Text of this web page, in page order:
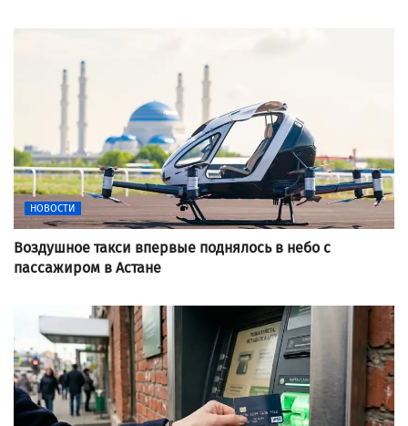
НОВОСТИ
Воздушное такси впервые поднялось в небо с
пассажиром в Астане